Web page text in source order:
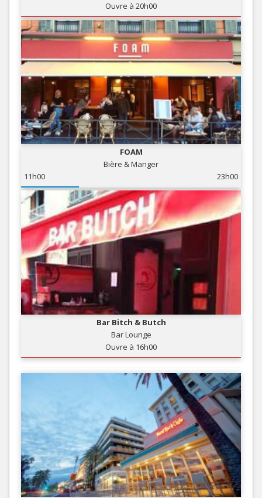
Ouvre à 20h00
FOAM
Bière & Manger
11h00
23h00
Bar Bitch & Butch
Bar Lounge
Ouvre à 16h00